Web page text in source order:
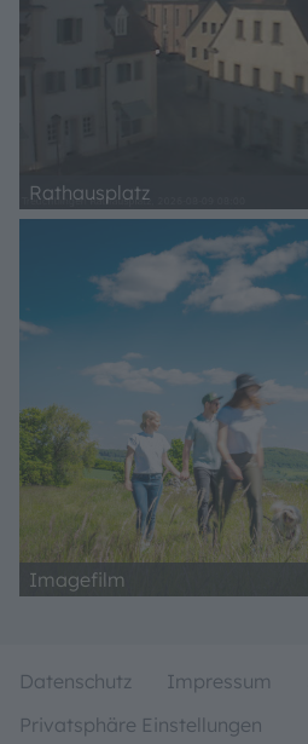
Rathausplatz
Imagefilm
Datenschutz Impressum
Privatsphäre Einstellungen